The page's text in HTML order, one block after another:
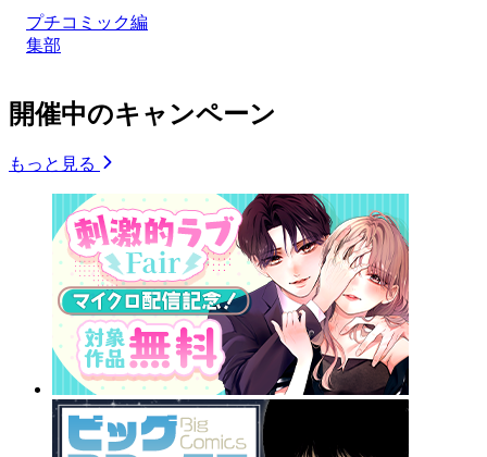
プチコミック編
集部
開催中のキャンペーン
もっと見る